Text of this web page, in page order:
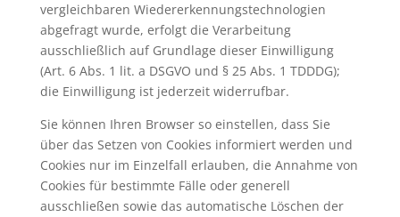
vergleichbaren Wiedererkennungstechnologien
abgefragt wurde, erfolgt die Verarbeitung
ausschließlich auf Grundlage dieser Einwilligung
(Art. 6 Abs. 1 lit. a DSGVO und § 25 Abs. 1 TDDDG);
die Einwilligung ist jederzeit widerrufbar.
Sie können Ihren Browser so einstellen, dass Sie
über das Setzen von Cookies informiert werden und
Cookies nur im Einzelfall erlauben, die Annahme von
Cookies für bestimmte Fälle oder generell
ausschließen sowie das automatische Löschen der